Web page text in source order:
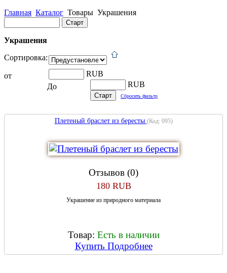
Главная Каталог Товары Украшения
Украшения
Сортировка:
от
RUB
До
RUB
Сбросить фильтр
Плетеный браслет из бересты (Код: 095)
Отзывов (0)
180 RUB
Украшение из природного материала
Товар: Есть в наличии
Купить Подробнее